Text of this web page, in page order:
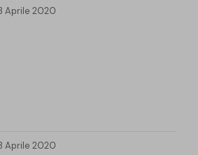
Aprile 2020
Aprile 2020